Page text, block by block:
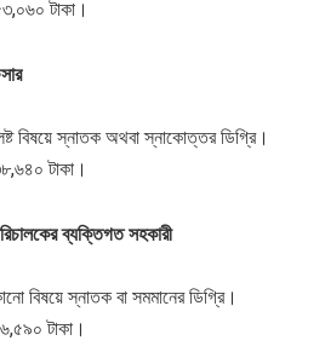
টাকা।
বিষয়ে স্নাতক অথবা স্নাকোত্তর ডিগ্রি।
টাকা।
ব্যক্তিগত সহকারী
বিষয়ে স্নাতক বা সমমানের ডিগ্রি।
টাকা।